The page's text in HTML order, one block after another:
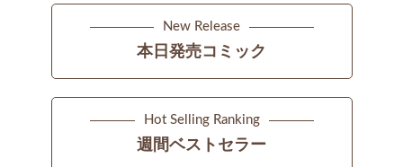
New Release
本日発売コミック
Hot Selling Ranking
週間ベストセラー